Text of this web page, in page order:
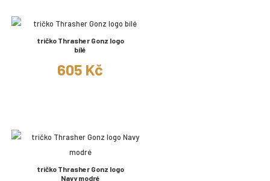
tričko Thrasher Gonz logo
bílé
605 Kč
tričko Thrasher Gonz logo
Navy modré